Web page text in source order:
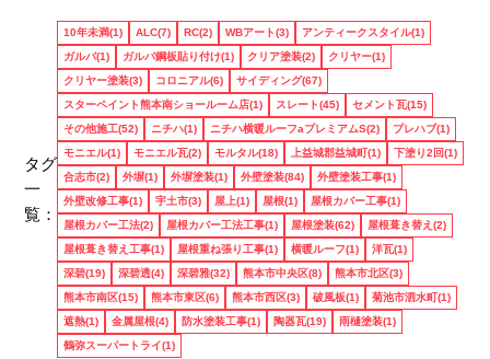
料金
施工実績
6つの理由
タグ
一
覧：
10年未満(1) ALC(7) RC(2) WBアート(3)
アンティークスタイル(1)
ガルバ(1)
ガルバ鋼板貼り付け(1) クリア塗装(2)
クリヤー(1)
クリヤー塗装(3)
コロニアル(6)
サイディング(67)
スターペイント熊本南ショールーム店(1)
スレート(45)
セメント瓦(15)
その他施工(52)
ニチハ(1) ニチハ横暖ルーフaプレミアムS(2)
プレハブ(1)
モニエル(1)
モニエル瓦(2) モルタル(18) 上益城郡益城町(1)
下塗り2回(1)
合志市(2)
外塀(1) 外塀塗装(1) 外壁塗装(84)
外壁塗装工事(1)
外壁改修工事(1)
宇土市(3) 屋上(1) 屋根(1)
屋根カバー工事(1)
屋根カバー工法(2)
屋根カバー工法工事(1) 屋根塗装(62)
屋根葺き替え(2)
屋根葺き替え工事(1)
屋根重ね張り工事(1) 横暖ルーフ(1)
洋瓦(1)
深碧(19)
深碧透(4) 深碧雅(32) 熊本市中央区(8)
熊本市北区(3)
熊本市南区(15)
熊本市東区(6) 熊本市西区(3) 破風板(1)
菊池市泗水町(1)
遮熱(1)
金属屋根(4) 防水塗装工事(1) 陶器瓦(19)
雨樋塗装(1)
鶴弥スーパートライ(1)